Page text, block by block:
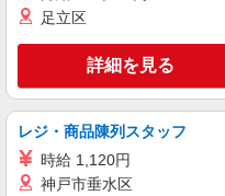
時給
+゜・。○。
万円支給(規定有) お友達を紹介頂く
ィブ支給(規定有) ★月2回払い・
沖縄県
キープ
派遣社員
株式会社シエロ
足立区
詳細を見る
レジ・商品陳列スタッフ
時給 1,120円
神戸市垂水区